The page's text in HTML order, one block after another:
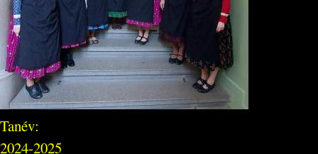
Tanév:
2024-2025